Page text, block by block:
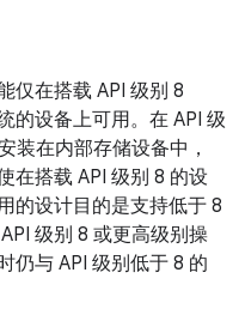
仅在搭载 API 级别 8
的设备上可用。在 API 级
装在内部存储设备中，
在搭载 API 级别 8 的设
的设计目的是支持低于 8
级别 8 或更高级别操
仍与 API 级别低于 8 的